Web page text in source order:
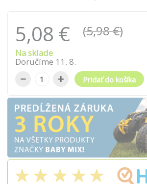
5,08 € (5,98 €)
Na sklade
Doručíme 11 . 8.
− + Pridať do košíka